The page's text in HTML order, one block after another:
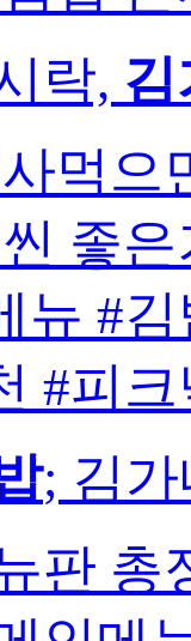
락,
먹으
좋
뉴 #
#피
; 김
판 총